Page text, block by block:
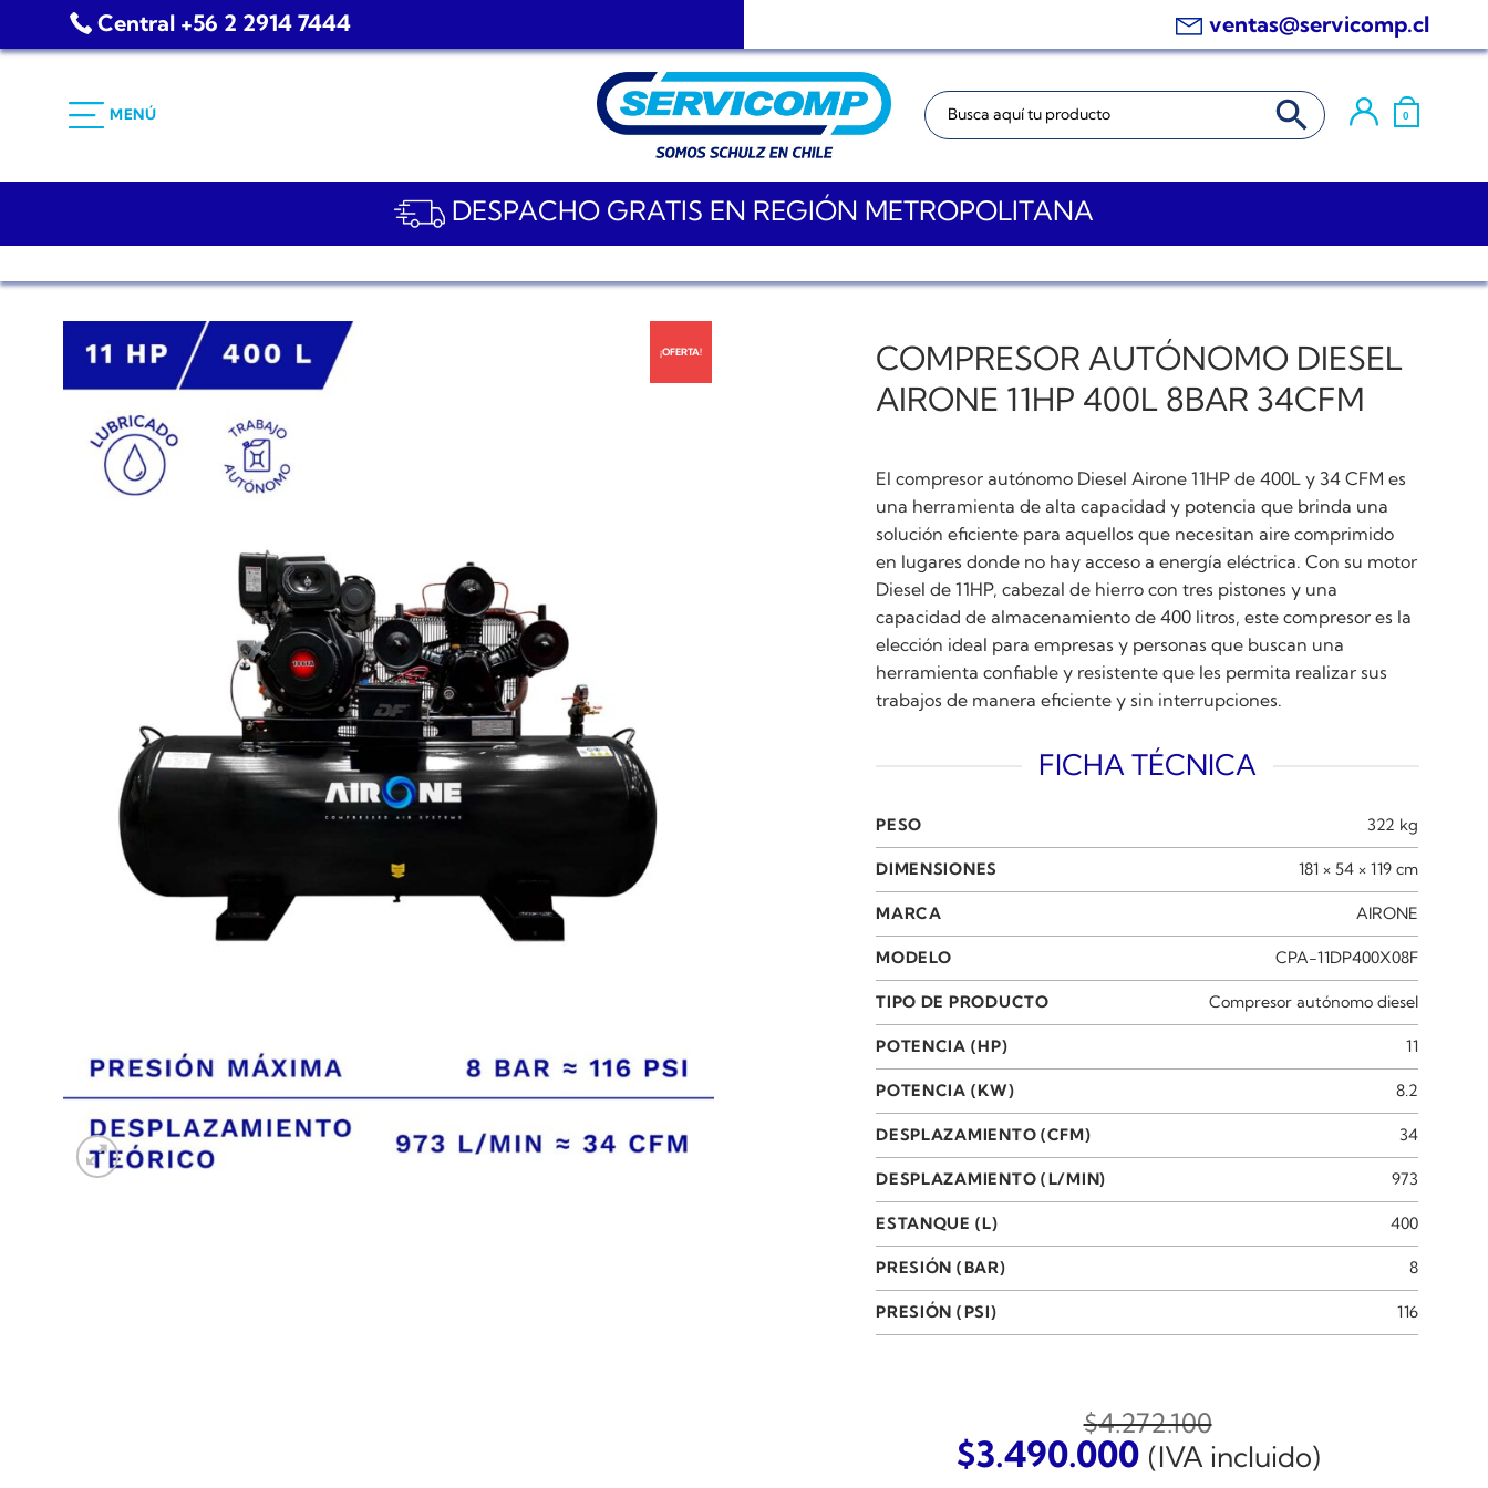
Central +56 2 2914 7444 ventas@servicomp.cl
MENÚ
Buscar: BOTÓN DE BÚSQUEDA
0
DESPACHO GRATIS EN REGIÓN METROPOLITANA
¡OFERTA!
COMPRESOR AUTÓNOMO DIESEL
AIRONE 11HP 400L 8BAR 34CFM
El compresor autónomo Diesel Airone 11HP de 400L y 34 CFM es
una herramienta de alta capacidad y potencia que brinda una
solución eficiente para aquellos que necesitan aire comprimido
en lugares donde no hay acceso a energía eléctrica. Con su motor
Diesel de 11HP, cabezal de hierro con tres pistones y una
capacidad de almacenamiento de 400 litros, este compresor es la
elección ideal para empresas y personas que buscan una
herramienta confiable y resistente que les permita realizar sus
trabajos de manera eficiente y sin interrupciones.
FICHA TÉCNICA
PESO 322 kg
DIMENSIONES 181 × 54 × 119 cm
MARCA AIRONE
MODELO CPA-11DP400X08F
TIPO DE PRODUCTO Compresor autónomo diesel
POTENCIA (HP) 11
POTENCIA (KW) 8.2
DESPLAZAMIENTO (CFM) 34
DESPLAZAMIENTO (L/MIN) 973
ESTANQUE (L) 400
PRESIÓN (BAR) 8
PRESIÓN (PSI) 116
$4.272.100
El
$3.490.000El
(IVA incluido)